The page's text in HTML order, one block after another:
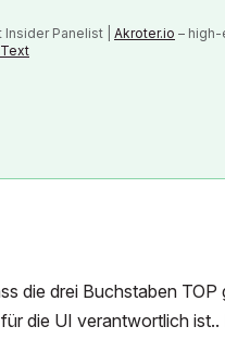
Panelist | Akroter.io –
/// «Furthermore, I consider that
die drei Buchstaben
die UI verantwortlich